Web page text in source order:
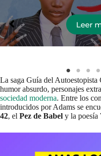
Leer
La saga Guía del
humor absurdo, personajes
sociedad moderna. Entre los
introducidos por Adams se
42, el Pez de Babel y la poesía